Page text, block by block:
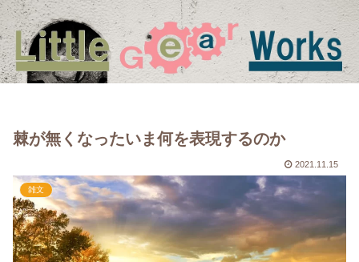
棘が無くなったいま何を表現するのか
2021.11.15
雑文